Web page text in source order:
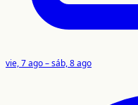
vie, 7 ago – sáb, 8 ago